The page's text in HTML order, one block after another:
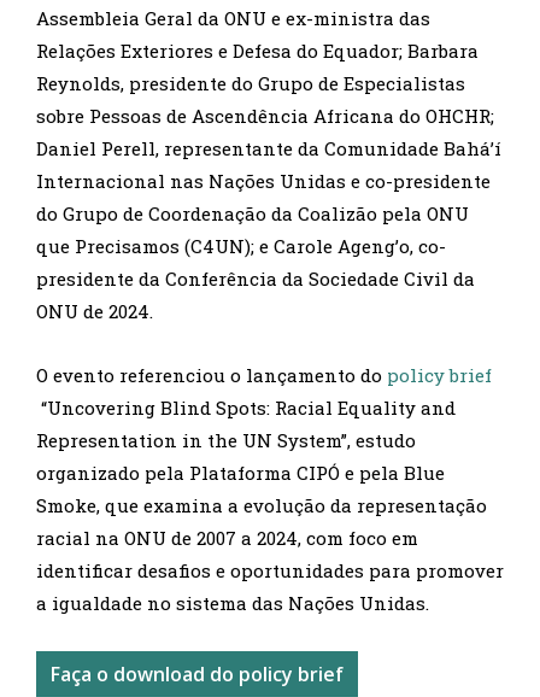
Assembleia Geral da ONU e ex-ministra das
Relações Exteriores e Defesa do Equador; Barbara
Reynolds, presidente do Grupo de Especialistas
sobre Pessoas de Ascendência Africana do OHCHR;
Daniel Perell, representante da Comunidade Bahá’í
Internacional nas Nações Unidas e co-presidente
do Grupo de Coordenação da Coalizão pela ONU
que Precisamos (C4UN); e Carole Ageng’o, co-
presidente da Conferência da Sociedade Civil da
ONU de 2024.
O evento referenciou o lançamento do policy brief
“Uncovering Blind Spots: Racial Equality and
Representation in the UN System”, estudo
organizado pela Plataforma CIPÓ e pela Blue
Smoke, que examina a evolução da representação
racial na ONU de 2007 a 2024, com foco em
identificar desafios e oportunidades para promover
a igualdade no sistema das Nações Unidas.
Faça o download do policy brief